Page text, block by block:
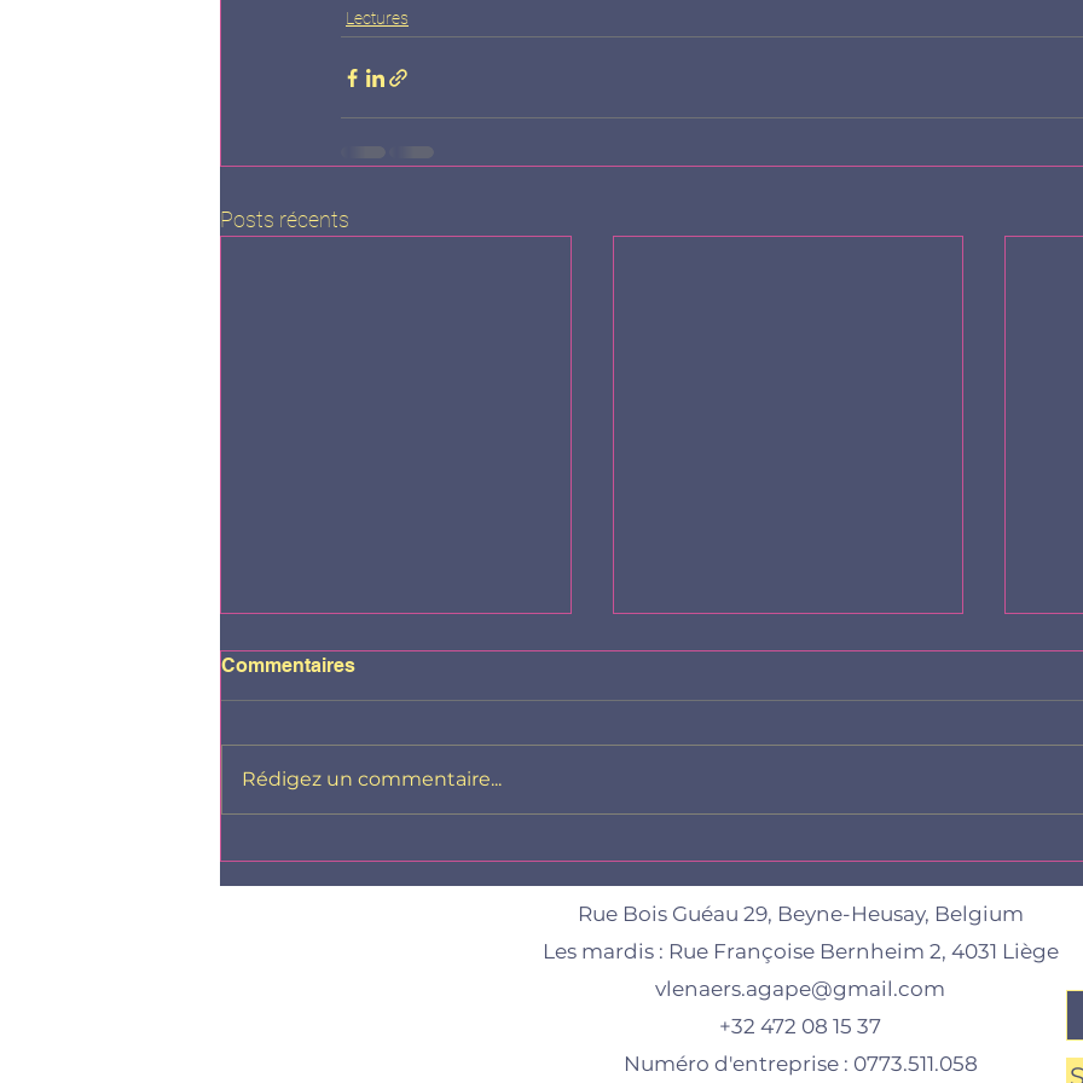
Lectures
Posts récents
Commentaires
Rédigez un commentaire...
Rue Bois Guéau 29, Beyne-Heusay, Belgium
Les mardis : Rue Françoise Bernheim 2, 4031 Liège
vlenaers.agape@gmail.com
+32 472 08 15 37
Numéro d'entreprise : 0773.511.058